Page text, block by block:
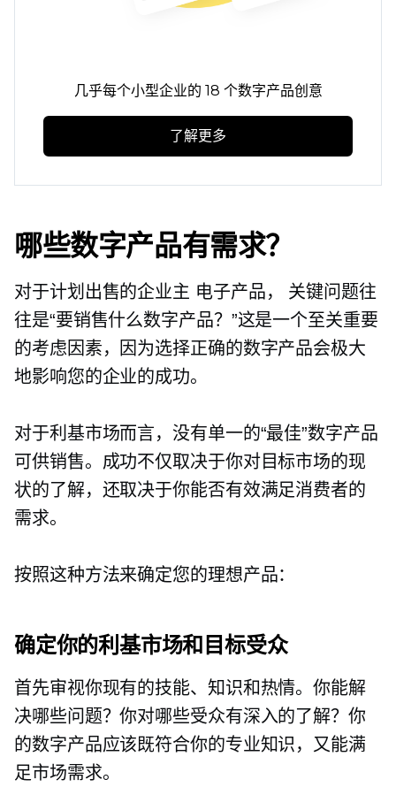
几乎每个小型企业的 18 个数字产品创意
了解更多
哪些数字产品有需求？
对于计划出售的企业主 电子产品，
关键问题往
往是“要销售什么数字产品？”这是一个至关重要
的考虑因素，因为选择正确的数字产品会极大
地影响您的企业的成功。
对于利基市场而言，没有单一的“最佳”数字产品
可供销售。成功不仅取决于你对目标市场的现
状的了解，还取决于你能否有效满足消费者的
需求。
按照这种方法来确定您的理想产品：
确定你的利基市场和目标受众
首先审视你现有的技能、知识和热情。你能解
决哪些问题？你对哪些受众有深入的了解？你
的数字产品应该既符合你的专业知识，又能满
足市场需求。